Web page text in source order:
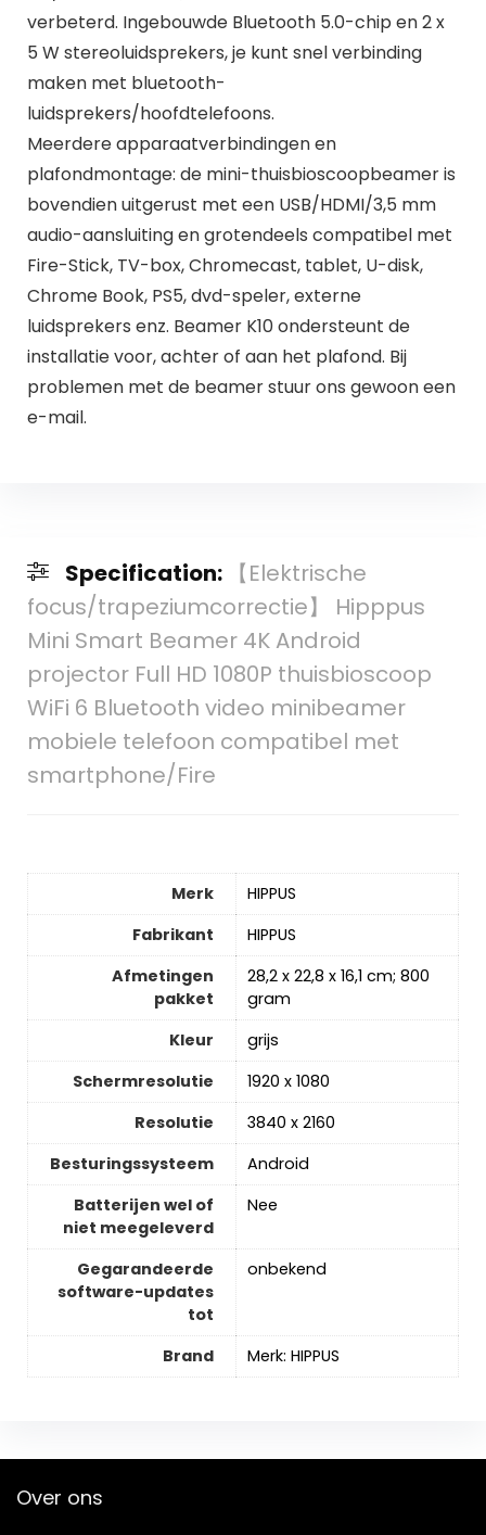
verbeterd. Ingebouwde Bluetooth 5.0-chip en 2 x
5 W stereoluidsprekers, je kunt snel verbinding
maken met bluetooth-
luidsprekers/hoofdtelefoons.
Meerdere apparaatverbindingen en
plafondmontage: de mini-thuisbioscoopbeamer is
bovendien uitgerust met een USB/HDMI/3,5 mm
audio-aansluiting en grotendeels compatibel met
Fire-Stick, TV-box, Chromecast, tablet, U-disk,
Chrome Book, PS5, dvd-speler, externe
luidsprekers enz. Beamer K10 ondersteunt de
installatie voor, achter of aan het plafond. Bij
problemen met de beamer stuur ons gewoon een
e-mail.
Specification:
【Elektrische
focus/trapeziumcorrectie】 Hipppus
Mini Smart Beamer 4K Android
projector Full HD 1080P thuisbioscoop
WiFi 6 Bluetooth video minibeamer
mobiele telefoon compatibel met
smartphone/Fire
Merk
‎HIPPUS
Fabrikant
‎HIPPUS
Afmetingen
pakket
‎28,2 x 22,8 x 16,1 cm; 800
gram
Kleur
‎grijs
Schermresolutie
‎1920 x 1080
Resolutie
‎3840 x 2160
Besturingssysteem
‎Android
Batterijen wel of
niet meegeleverd
‎Nee
Gegarandeerde
software-updates
tot
‎onbekend
Brand Merk: HIPPUS
Over ons